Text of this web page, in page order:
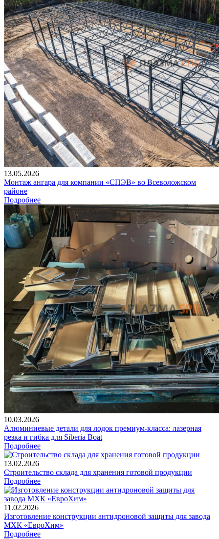
13.05.2026
Монтаж ангара для компании «СПЭВ» во Всеволожском
районе
Подробнее
10.03.2026
Алюминиевые детали для лодок премиум-класса: лазерная
резка и гибка для Siberia Boat
Подробнее
13.02.2026
Строительство склада для хранения готовой продукции
Подробнее
11.02.2026
Изготовление конструкции антидроновой защиты для завода
МХК «ЕвроХим»
Подробнее